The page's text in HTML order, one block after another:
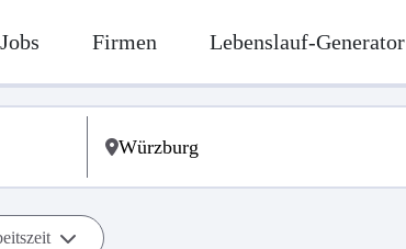
Jobs Firmen Lebenslauf-Generator